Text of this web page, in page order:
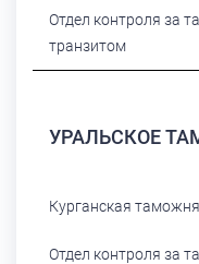
Отдел контроля за
транзитом
УРАЛЬСКОЕ
Курганская таможня
Отдел контроля за